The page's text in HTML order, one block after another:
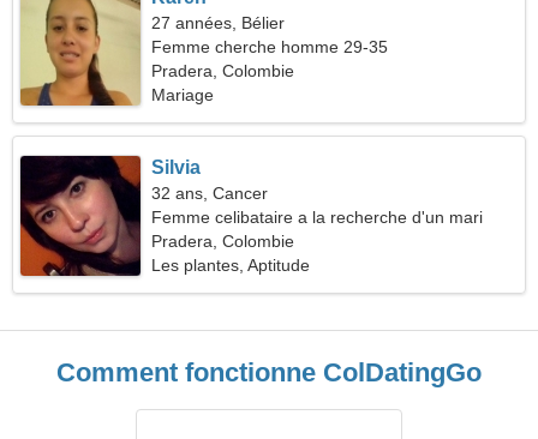
27 années, Bélier
Femme cherche homme 29-35
Pradera, Colombie
Mariage
Silvia
32 ans, Cancer
Femme celibataire a la recherche d'un mari
Pradera, Colombie
Les plantes, Aptitude
Comment fonctionne ColDatingGo